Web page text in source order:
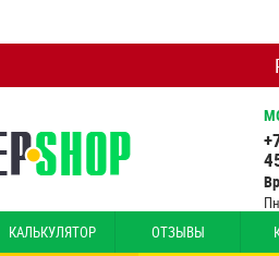
КАЛЬКУЛЯТОР ОТЗЫВЫ